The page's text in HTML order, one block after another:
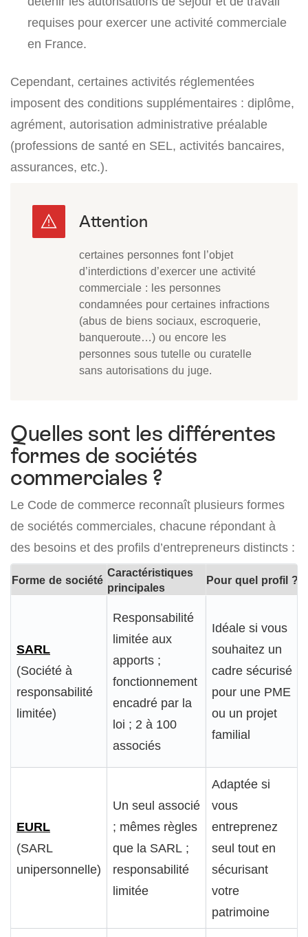
requises pour exercer une activité commerciale
en France.
Cependant, certaines activités réglementées
imposent des conditions supplémentaires : diplôme,
agrément, autorisation administrative préalable
(professions de santé en SEL, activités bancaires,
assurances, etc.).
certaines personnes font l’objet
d’interdictions d’exercer une activité
commerciale : les personnes
condamnées pour certaines infractions
(abus de biens sociaux, escroquerie,
banqueroute…) ou encore les
personnes sous tutelle ou curatelle
sans autorisations du juge.
Quelles sont les différentes
formes de sociétés
commerciales ?
Le Code de commerce reconnaît plusieurs formes
de sociétés commerciales, chacune répondant à
des besoins et des profils d’entrepreneurs distincts :
Forme de société
Caractéristiques
principales
Pour quel profil ?
SARL
(Société à
responsabilité
limitée)
Responsabilité
limitée aux
apports ;
fonctionnement
encadré par la
loi ; 2 à 100
associés
Idéale si vous
souhaitez un
cadre sécurisé
pour une PME
ou un projet
familial
EURL
(SARL
unipersonnelle)
Un seul associé
; mêmes règles
que la SARL ;
responsabilité
limitée
Adaptée si
vous
entreprenez
seul tout en
sécurisant
votre
patrimoine